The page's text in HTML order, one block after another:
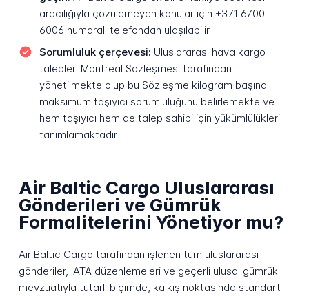
aracılığıyla çözülemeyen konular için +371 6700
6006 numaralı telefondan ulaşılabilir
Sorumluluk çerçevesi: Uluslararası hava kargo
talepleri Montreal Sözleşmesi tarafından
yönetilmekte olup bu Sözleşme kilogram başına
maksimum taşıyıcı sorumluluğunu belirlemekte ve
hem taşıyıcı hem de talep sahibi için yükümlülükleri
tanımlamaktadır
Air Baltic Cargo Uluslararası
Gönderileri ve Gümrük
Formalitelerini Yönetiyor mu?
Air Baltic Cargo tarafından işlenen tüm uluslararası
gönderiler, IATA düzenlemeleri ve geçerli ulusal gümrük
mevzuatıyla tutarlı biçimde, kalkış noktasında standart